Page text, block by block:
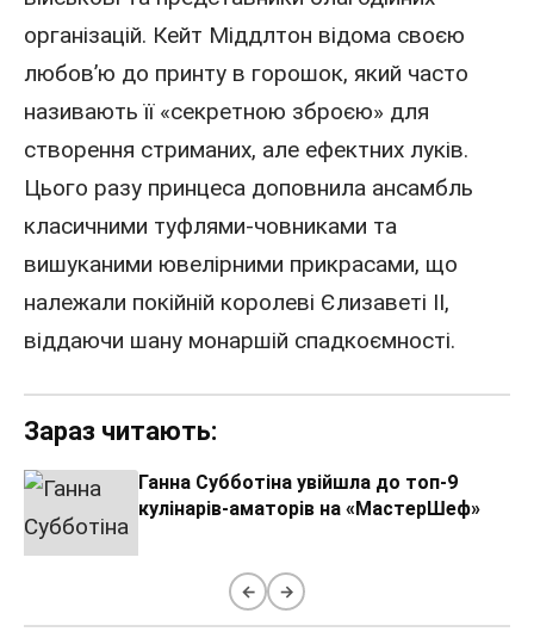
організацій. Кейт Міддлтон відома своєю
любов’ю до принту в горошок, який часто
називають її «секретною зброєю» для
створення стриманих, але ефектних луків.
Цього разу принцеса доповнила ансамбль
класичними туфлями-човниками та
вишуканими ювелірними прикрасами, що
належали покійній королеві Єлизаветі II,
віддаючи шану монаршій спадкоємності.
Зараз читають:
Ганна Субботіна увійшла до топ-9
кулінарів-аматорів на «МастерШеф»
← →